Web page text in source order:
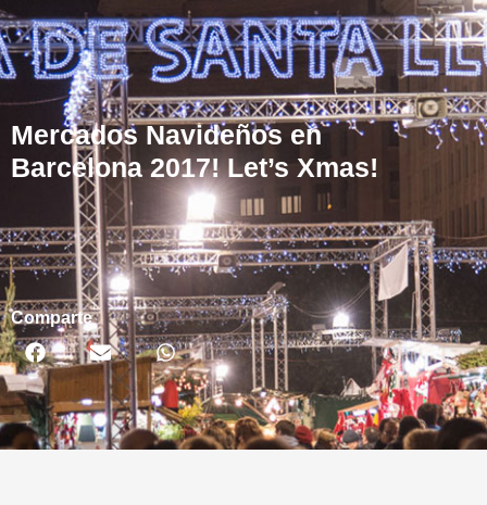
Mercados Navideños en
Barcelona 2017! Let’s Xmas!
Comparte